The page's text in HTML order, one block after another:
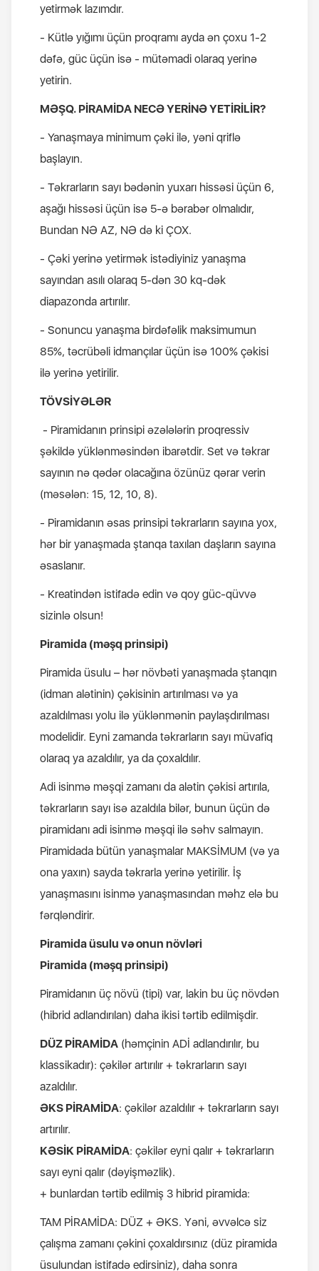
yetirmək lazımdır.
- Kütlə yığımı üçün proqramı ayda ən çoxu 1-2
dəfə, güc üçün isə - mütəmadi olaraq yerinə
yetirin.
MƏŞQ. PİRAMİDA NECƏ YERİNƏ YETİRİLİR?
- Yanaşmaya minimum çəki ilə, yəni qriflə
başlayın.
- Təkrarların sayı bədənin yuxarı hissəsi üçün 6,
aşağı hissəsi üçün isə 5-ə bərabər olmalıdır,
Bundan NƏ AZ, NƏ də ki ÇOX.
- Çəki yerinə yetirmək istədiyiniz yanaşma
sayından asılı olaraq 5-dən 30 kq-dək
diapazonda artırılır.
- Sonuncu yanaşma birdəfəlik maksimumun
85%, təcrübəli idmançılar üçün isə 100% çəkisi
ilə yerinə yetirilir.
TÖVSİYƏLƏR
- Piramidanın prinsipi əzələlərin proqressiv
şəkildə yüklənməsindən ibarətdir. Set və təkrar
sayının nə qədər olacağına özünüz qərar verin
(məsələn: 15, 12, 10, 8).
- Piramidanın əsas prinsipi təkrarların sayına yox,
hər bir yanaşmada ştanqa taxılan daşların sayına
əsaslanır.
- Kreatindən istifadə edin və qoy güc-qüvvə
sizinlə olsun!
Piramida (məşq prinsipi)
Piramida üsulu – hər növbəti yanaşmada ştanqın
(idman alətinin) çəkisinin artırılması və ya
azaldılması yolu ilə yüklənmənin paylaşdırılması
modelidir. Eyni zamanda təkrarların sayı müvafiq
olaraq ya azaldılır, ya da çoxaldılır.
Adi isinmə məşqi zamanı da alətin çəkisi artırıla,
təkrarların sayı isə azaldıla bilər, bunun üçün də
piramidanı adi isinmə məşqi ilə səhv salmayın.
Piramidada bütün yanaşmalar MAKSİMUM (və ya
ona yaxın) sayda təkrarla yerinə yetirilir. İş
yanaşmasını isinmə yanaşmasından məhz elə bu
fərqləndirir.
Piramida üsulu və onun növləri
Piramida (məşq prinsipi)
Piramidanın üç növü (tipi) var, lakin bu üç növdən
(hibrid adlandırılan) daha ikisi tərtib edilmişdir.
DÜZ PİRAMİDA (həmçinin ADİ adlandırılır, bu
klassikadır): çəkilər artırılır + təkrarların sayı
azaldılır.
ƏKS PİRAMİDA: çəkilər azaldılır + təkrarların sayı
artırılır.
KƏSİK PİRAMİDA: çəkilər eyni qalır + təkrarların
sayı eyni qalır (dəyişməzlik).
+ bunlardan tərtib edilmiş 3 hibrid piramida:
TAM PİRAMİDA: DÜZ + ƏKS. Yəni, əvvəlcə siz
çalışma zamanı çəkini çoxaldırsınız (düz piramida
üsulundan istifadə edirsiniz), daha sonra